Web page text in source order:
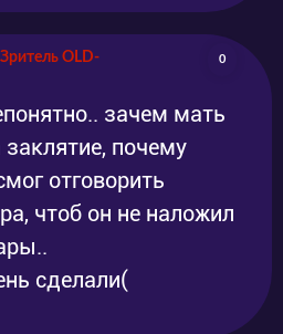
Зритель OLD-
0
зачем мать
почему
отговорить
чтоб он не наложил
сделали(